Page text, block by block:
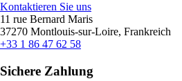
Kontaktieren Sie uns
11 rue Bernard Maris
37270 Montlouis-sur-Loire, Frankreich
+33 1 86 47 62 58
Sichere Zahlung